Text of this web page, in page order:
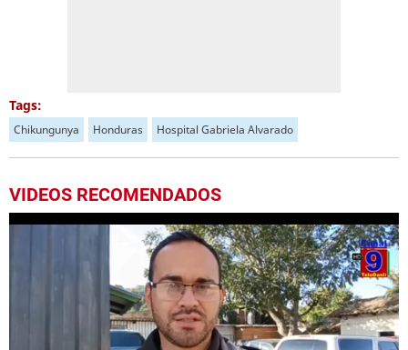
Tags:
Chikungunya Honduras Hospital Gabriela Alvarado
VIDEOS RECOMENDADOS